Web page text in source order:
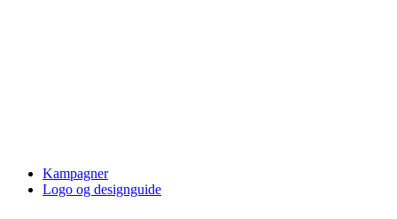
Kampagner
Logo og designguide